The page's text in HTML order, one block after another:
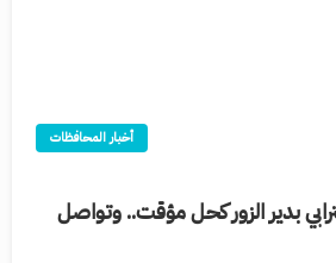
أخبار المحافظات
بدير الزور كحل مؤقت.. وتواصل